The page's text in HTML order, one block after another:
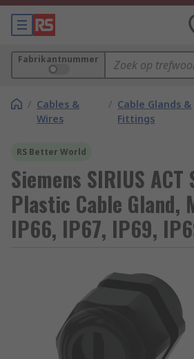
Fabrikantnummer
/ Cables &
Wires
/ Cable Glands &
Fittings
RS Better World
Siemens SIRIUS
Plastic Cable Gland,
IP66, IP67, IP69,